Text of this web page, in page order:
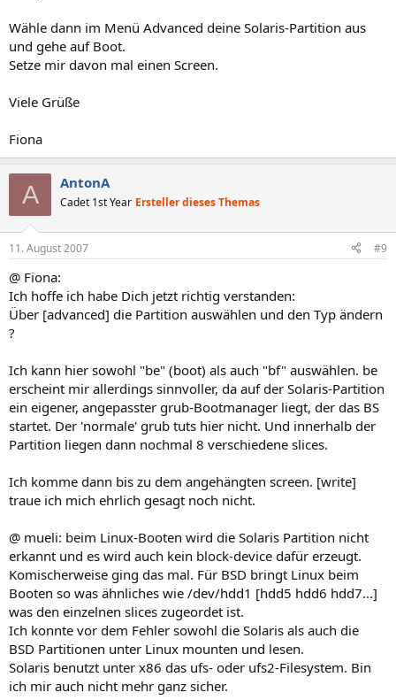
Wähle dann im Menü Advanced deine Solaris-Partition aus
und gehe auf Boot.
Setze mir davon mal einen Screen.
Viele Grüße
Fiona
A AntonA
Cadet 1st Year Ersteller dieses Themas
11. August 2007 #9
@ Fiona:
Ich hoffe ich habe Dich jetzt richtig verstanden:
Über [advanced] die Partition auswählen und den Typ ändern
?
Ich kann hier sowohl "be" (boot) als auch "bf" auswählen. be
erscheint mir allerdings sinnvoller, da auf der Solaris-Partition
ein eigener, angepasster grub-Bootmanager liegt, der das BS
startet. Der 'normale' grub tuts hier nicht. Und innerhalb der
Partition liegen dann nochmal 8 verschiedene slices.
Ich komme dann bis zu dem angehängten screen. [write]
traue ich mich ehrlich gesagt noch nicht.
@ mueli: beim Linux-Booten wird die Solaris Partition nicht
erkannt und es wird auch kein block-device dafür erzeugt.
Komischerweise ging das mal. Für BSD bringt Linux beim
Booten so was ähnliches wie /dev/hdd1 [hdd5 hdd6 hdd7...]
was den einzelnen slices zugeordet ist.
Ich konnte vor dem Fehler sowohl die Solaris als auch die
BSD Partitionen unter Linux mounten und lesen.
Solaris benutzt unter x86 das ufs- oder ufs2-Filesystem. Bin
ich mir auch nicht mehr ganz sicher.